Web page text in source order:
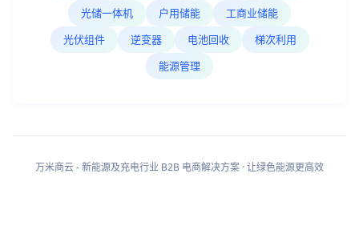
光储一体机
户用储能
工商业储能
光伏组件
逆变器 电池回收
梯次利用
能源管理
万米商云 - 新能源及充电行业 B2B 电商解决方案 · 让绿色能源更高效